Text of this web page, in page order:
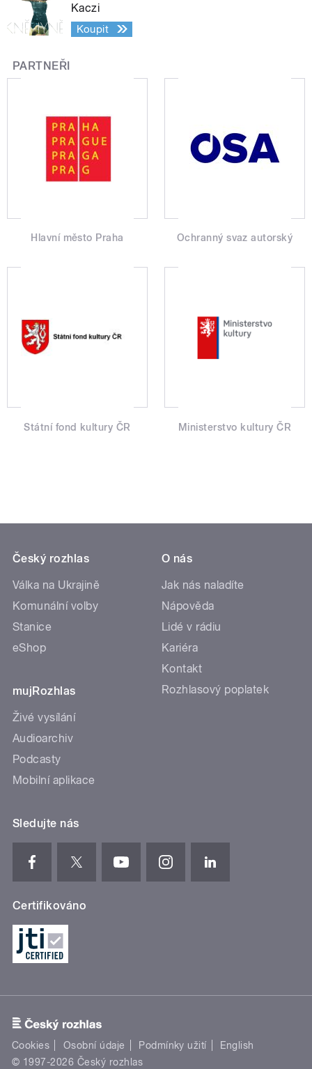
Kaczi
Koupit
PARTNEŘI
Hlavní město Praha Ochranný svaz autorský
Státní fond kultury ČR Ministerstvo kultury ČR
Český rozhlas
Válka na Ukrajině
Komunální volby
Stanice
eShop
mujRozhlas
Živé vysílání
Audioarchiv
Podcasty
Mobilní aplikace
O nás
Jak nás naladíte
Nápověda
Lidé v rádiu
Kariéra
Kontakt
Rozhlasový poplatek
Sledujte nás
Certifikováno
Cookies Osobní údaje Podmínky užití
English
© 1997-2026 Český rozhlas